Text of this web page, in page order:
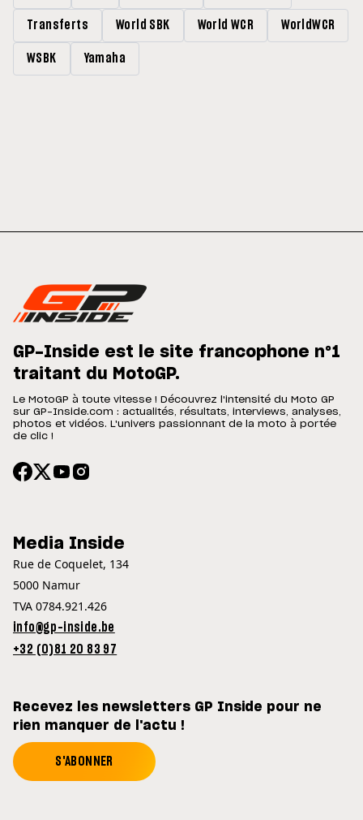
Transferts World SBK World WCR WorldWCR
WSBK Yamaha
GP-Inside est le site francophone n°1
traitant du MotoGP.
Le MotoGP à toute vitesse ! Découvrez l'intensité du Moto GP
sur GP-Inside.com : actualités, résultats, interviews, analyses,
photos et vidéos. L'univers passionnant de la moto à portée
de clic !
Media Inside
Rue de Coquelet, 134
5000 Namur
TVA 0784.921.426
info@gp-inside.be
+32 (0)81 20 83 97
Recevez les newsletters GP Inside pour ne
rien manquer de l'actu !
S'ABONNER